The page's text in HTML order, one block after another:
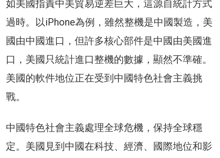
如美國指責中美貿易逆差巨大，這源自統計方式
過時。以iPhone為例，雖然整機是中國製造，美
國由中國進口，但許多核心部件是中國由美國進
口，美國只統計進口整機的數據，顯然不準確。
美國的軟件地位正在受到中國特色社會主義挑
戰。
中國特色社會主義處理全球危機，保持全球穩
定。美國見到中國在科技、經濟、國際地位和影